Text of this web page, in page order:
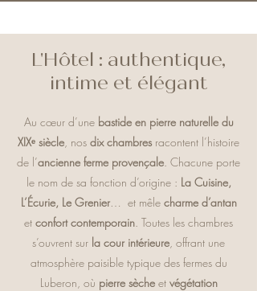
L'Hôtel : authentique,
intime et élégant
Au cœur d’unebastide en pierre naturelle du
XIXᵉ siècle, nos dix chambres racontent l’histoire
de l’ancienne ferme provençale. Chacune porte
le nom de sa fonction d’origine : La Cuisine,
L’Écurie, Le Grenier… et mêle charme d’antan
et confort contemporain. Toutes les chambres
s’ouvrent sur la cour intérieure, offrant une
atmosphère paisible typique des fermes du
Luberon, où pierre sècheet végétation